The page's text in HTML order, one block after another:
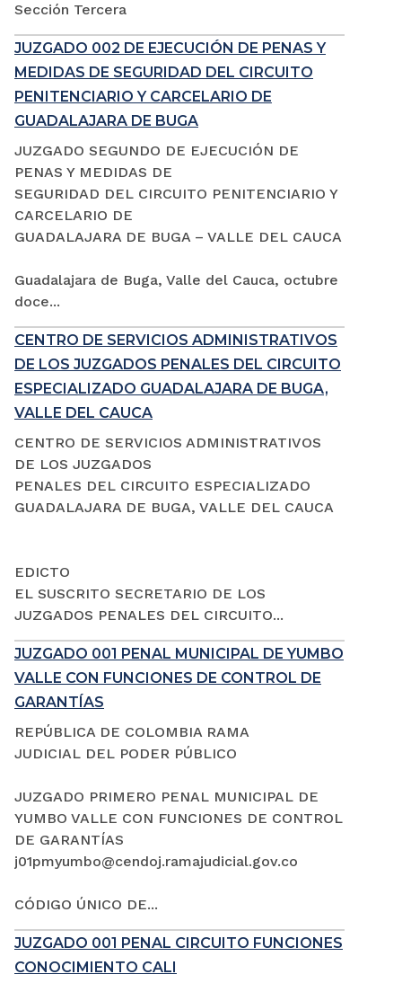
Sección Tercera
JUZGADO 002 DE EJECUCIÓN DE PENAS Y
MEDIDAS DE SEGURIDAD DEL CIRCUITO
PENITENCIARIO Y CARCELARIO DE
GUADALAJARA DE BUGA
JUZGADO SEGUNDO DE EJECUCIÓN DE
PENAS Y MEDIDAS DE
SEGURIDAD DEL CIRCUITO PENITENCIARIO Y
CARCELARIO DE
GUADALAJARA DE BUGA – VALLE DEL CAUCA
Guadalajara de Buga, Valle del Cauca, octubre
doce...
CENTRO DE SERVICIOS ADMINISTRATIVOS
DE LOS JUZGADOS PENALES DEL CIRCUITO
ESPECIALIZADO GUADALAJARA DE BUGA,
VALLE DEL CAUCA
CENTRO DE SERVICIOS ADMINISTRATIVOS
DE LOS JUZGADOS
PENALES DEL CIRCUITO ESPECIALIZADO
GUADALAJARA DE BUGA, VALLE DEL CAUCA
EDICTO
EL SUSCRITO SECRETARIO DE LOS
JUZGADOS PENALES DEL CIRCUITO...
JUZGADO 001 PENAL MUNICIPAL DE YUMBO
VALLE CON FUNCIONES DE CONTROL DE
GARANTÍAS
REPÚBLICA DE COLOMBIA RAMA
JUDICIAL DEL PODER PÚBLICO
JUZGADO PRIMERO PENAL MUNICIPAL DE
YUMBO VALLE CON FUNCIONES DE CONTROL
DE GARANTÍAS
j01pmyumbo@cendoj.ramajudicial.gov.co
CÓDIGO ÚNICO DE...
JUZGADO 001 PENAL CIRCUITO FUNCIONES
CONOCIMIENTO CALI